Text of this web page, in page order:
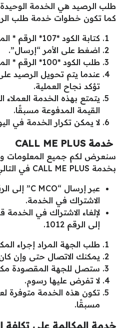
طلب الرصيد هي الخدمة الوحيدة
كما تكون خطوات خدمة طلب
كتابة الكود *107* الرقم * المبلغ #.
اضغط على الأمر “إرسال”.
طلب الكود *100* الرقم * المبلغ # لتحويل المبلغ.
عندما يتم تحويل الرصيد
تؤكد نجاح العملية.
يتمتع بهذه الخدمة
القيمة المدفوعة مسبقًا.
لا يمكن تكرار الخدمة في
خدمةCALL ME PLUS
سنعرض لكم جميع المعلومات
بخدمة CALL ME PLUS في التالي:
الاشتراك في الخدمة.
إلى الرقم 1012.
طلب الجهة المراد إجراء
يمكنك الاتصال حتى وإن
ستصل للجهة المقصودة
لا تفرض عليها رسوم.
تكون هذه الخدمة متوفرة
مسبقًا.
خدمة المكالمة على تكلفة